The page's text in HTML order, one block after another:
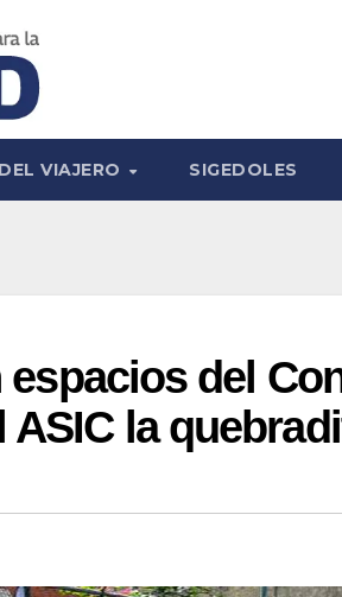
VIAJERO SIGEDOLES
del
la